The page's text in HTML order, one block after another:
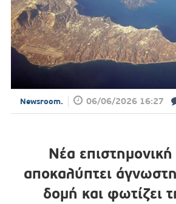
Newsroom. 06/06/2026 16:27
Νέα επιστημονική
αποκαλύπτει
δομή και φωτίζει